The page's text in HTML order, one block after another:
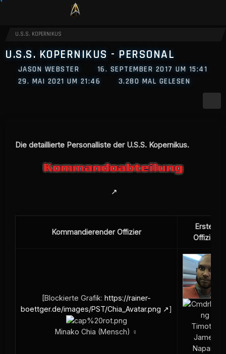
U.S.S. KOPERNIKUS
U.S.S. KOPERNIKUS - PERSONAL
JASON WEBSTER
16. SEPTEMBER 2017 UM 15:41
29. MAI 2021 UM 21:46
3.280 MAL GELESEN
Die detaillierte Personalliste der U.S.S. Kopernikus.
Kommandierender Offizier
Erster
Offizier
[Blockierte Grafik: https://rainer-
boettger.de/images/PST/Chia_Avatar.png
]
Minako Chia (Mensch) ♀
Timothy
James
Napari-